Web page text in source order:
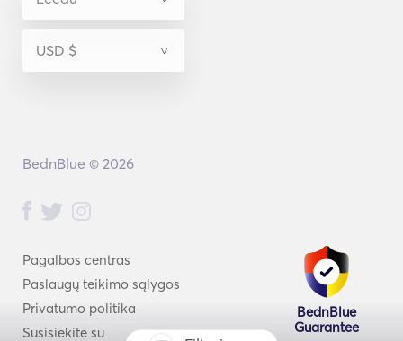
Pagalbos centras
Paslaugų teikimo sąlygos
Privatumo politika
Susisiekite su
BednBlue
Guarantee
BednBlue © 2026